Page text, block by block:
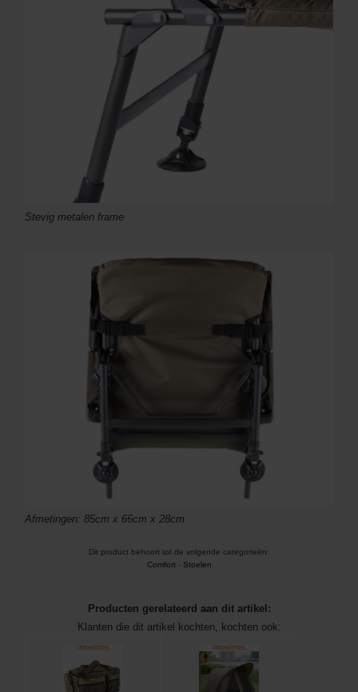
Stevig metalen frame
Afmetingen: 85cm x 66cm x 28cm
Dit product behoort tot de volgende categorieën:
Comfort- Stoelen
Producten gerelateerd aan dit artikel:
Klanten die dit artikel kochten, kochten ook: